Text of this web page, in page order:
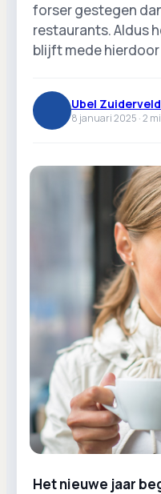
forser gestegen
restaurants. Aldus
blijft mede hierdoor
Ubel Zuiderveld
8 januari 2025 ·2
Het nieuwe jaar